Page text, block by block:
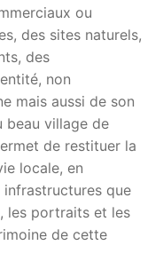
ou
des sites naturels,
des
non
mais aussi de son
beau village de
de restituer la
locale, en
que
les portraits et les
de cette